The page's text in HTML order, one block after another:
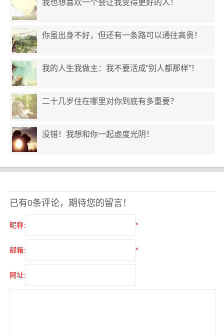
我也想喜欢一个会让我变得更好的人！
你虽出身不好，但还有一条路可以通往高贵！
我的人生我做主：我不要活成“别人都那样”！
二十几岁住在哪里对你到底有多重要？
没错！我想和你一起虚度光阴！
已有0条评论，期待您的留言！
昵称: *
邮箱: *
网址: